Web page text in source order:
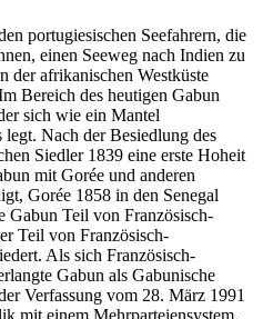
portugiesischen Seefahrern, die
einen Seeweg nach Indien zu
der afrikanischen Westküste
Bereich des heutigen Gabun
sich wie ein Mantel
legt. Nach der Besiedlung des
Siedler 1839 eine erste Hoheit
mit Gorée und anderen
Gorée 1858 in den Senegal
Gabun Teil von Französisch-
Teil von Französisch-
Als sich Französisch-
Gabun als Gabunische
Verfassung vom 28. März 1991